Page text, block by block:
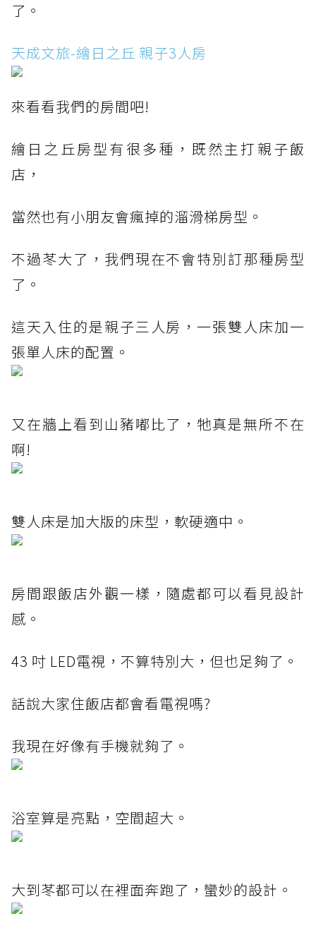
了。
天成文旅-繪日之丘 親子3人房
來看看我們的房間吧!
繪日之丘房型有很多種，既然主打親子飯
店，
當然也有小朋友會瘋掉的溜滑梯房型。
不過苳大了，我們現在不會特別訂那種房型
了。
這天入住的是親子三人房，一張雙人床加一
張單人床的配置。
又在牆上看到山豬嘟比了，牠真是無所不在
啊!
雙人床是加大版的床型，軟硬適中。
房間跟飯店外觀一樣，隨處都可以看見設計
感。
43 吋 LED電視，不算特別大，但也足夠了。
話說大家住飯店都會看電視嗎?
我現在好像有手機就夠了。
浴室算是亮點，空間超大。
大到苳都可以在裡面奔跑了，蠻妙的設計。